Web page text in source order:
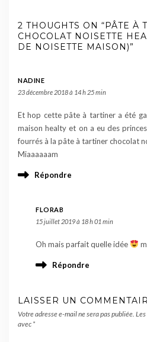
2 THOUGHTS ON “PÂTE À
CHOCOLAT NOISETTE
DE NOISETTE MAISON)”
NADINE
23 décembre 2018 à 14 h 25 min
Et hop cette pâte à tartiner a été
maison healty et on a eu des
fourrés à la pâte à tartiner chocolat
Miaaaaaam
Répondre
FLORAB
15 juillet 2019 à 18 h 01 min
Oh mais parfait quelle idée
Répondre
LAISSER UN
Votre adresse e-mail ne sera pas publiée.
avec *